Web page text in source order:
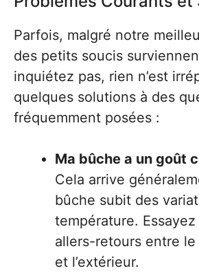
Parfois, malgré notre
des petits soucis
inquiétez pas, rien n’est
quelques solutions à des
fréquemment posées :
Ma bûche a un goût
Cela arrive
bûche subit des
température.
allers-retours entre
et l’extérieur.